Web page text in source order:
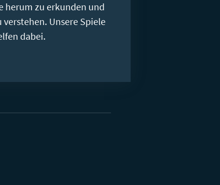
herum zu erkunden und
verstehen. Unsere Spiele
dabei.